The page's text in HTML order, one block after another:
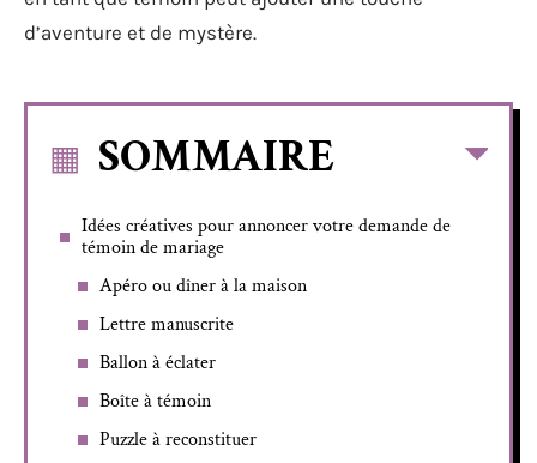
d’aventure et de mystère.
SOMMAIRE
Idées créatives pour annoncer votre demande de
témoin de mariage
Apéro ou dîner à la maison
Lettre manuscrite
Ballon à éclater
Boîte à témoin
Puzzle à reconstituer